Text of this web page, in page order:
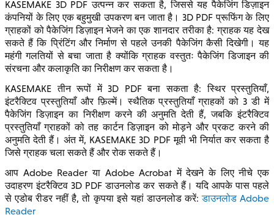
KASEMAKE 3D PDF उत्पन्न कर सकता है, जिससे यह पैकेजिंग डिज़ाइन
कंपनियों के लिए एक बहुमुखी उपकरण बन जाता है। 3D PDF प्रूफिंग के लिए
ग्राहकों को पैकेजिंग डिज़ाइन भेजने का एक शानदार तरीका है: ग्राहक यह देख
सकते हैं कि प्रिंटिंग और निर्माण से पहले उनकी पैकेजिंग कैसी दिखेगी। यह
महंगी गलतियों से बचा जाता है क्योंकि ग्राहक वस्तुतः पैकेजिंग डिजाइन की
संरचना और कलाकृति का निरीक्षण कर सकता है।
KASEMAKE तीन रूपों में 3D PDF बना सकता है: स्थिर प्रस्तुतियाँ,
इंटरैक्टिव प्रस्तुतियाँ और फ़िल्में। स्थैतिक प्रस्तुतियाँ ग्राहकों को 3 डी में
पैकेजिंग डिज़ाइन का निरीक्षण करने की अनुमति देती हैं, जबकि इंटरैक्टिव
प्रस्तुतियाँ ग्राहकों को तह कार्टन डिज़ाइन को मोड़ने और प्रकट करने की
अनुमति देती हैं। अंत में, KASEMAKE 3D PDF मूवी भी निर्यात कर सकता है
जिसे ग्राहक चला सकते हैं और रोक सकते हैं।
आप Adobe Reader या Adobe Acrobat में देखने के लिए नीचे एक
उदाहरण इंटरैक्टिव 3D PDF डाउनलोड कर सकते हैं। यदि आपके पास पहले
से एडोब रीडर नहीं है, तो कृपया इसे यहां डाउनलोड करें:डाउनलोड Adobe
Reader